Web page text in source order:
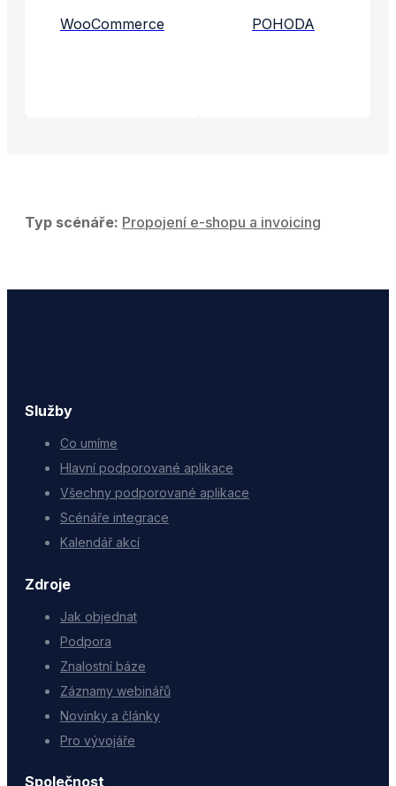
WooCommerce POHODA
Typ scénáře: Propojení e-shopu a invoicing
Služby
Co umíme
Hlavní podporované aplikace
Všechny podporované aplikace
Scénáře integrace
Kalendář akcí
Zdroje
Jak objednat
Podpora
Znalostní báze
Záznamy webinářů
Novinky a články
Pro vývojáře
Společnost